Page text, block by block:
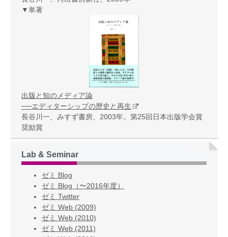
▼単著
出版と知のメディア論
──エディターシップの歴史と再生
長谷川一、みすず書房、2003年。第25回日本出版学会賞
奨励賞
Lab & Seminar
ゼミ Blog
ゼミ Blog（〜2016年度）
ゼミ Twitter
ゼミ Web (2009)
ゼミ Web (2010)
ゼミ Web (2011)